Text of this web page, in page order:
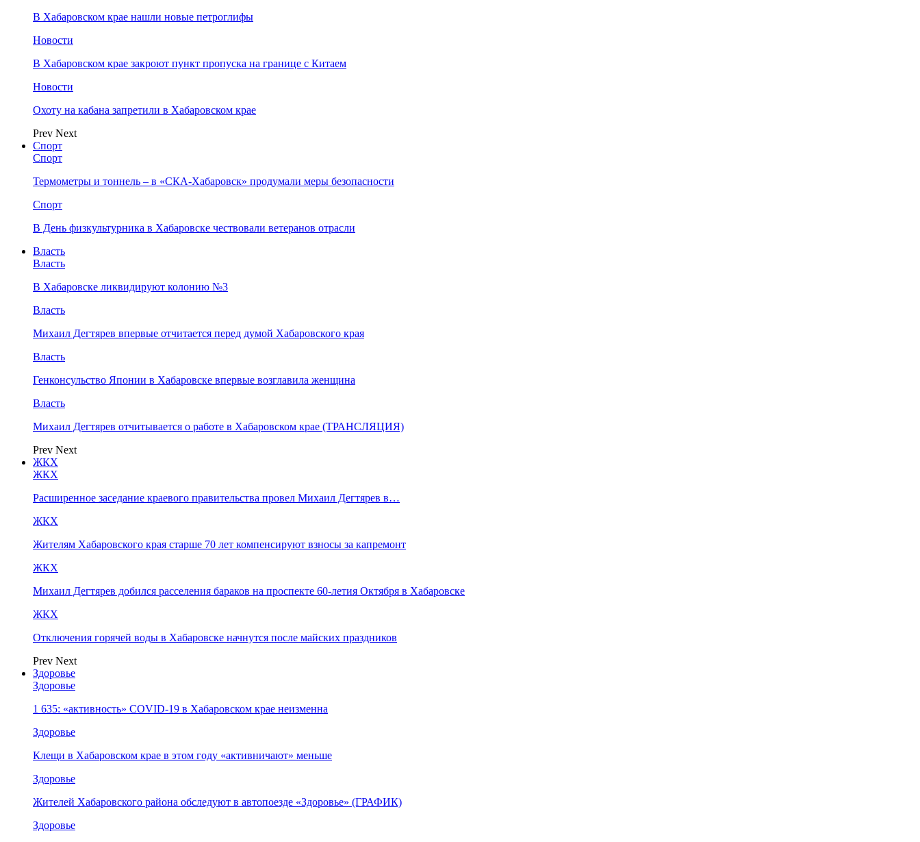
В Хабаровском крае нашли новые петроглифы
Новости
В Хабаровском крае закроют пункт пропуска на границе с Китаем
Новости
Охоту на кабана запретили в Хабаровском крае
Prev Next
Спорт
Спорт
Термометры и тоннель – в «СКА-Хабаровск» продумали меры безопасности
Спорт
В День физкультурника в Хабаровске чествовали ветеранов отрасли
Власть
Власть
В Хабаровске ликвидируют колонию №3
Власть
Михаил Дегтярев впервые отчитается перед думой Хабаровского края
Власть
Генконсульство Японии в Хабаровске впервые возглавила женщина
Власть
Михаил Дегтярев отчитывается о работе в Хабаровском крае (ТРАНСЛЯЦИЯ)
Prev Next
ЖКХ
ЖКХ
Расширенное заседание краевого правительства провел Михаил Дегтярев в…
ЖКХ
Жителям Хабаровского края старше 70 лет компенсируют взносы за капремонт
ЖКХ
Михаил Дегтярев добился расселения бараков на проспекте 60-летия Октября в Хабаровске
ЖКХ
Отключения горячей воды в Хабаровске начнутся после майских праздников
Prev Next
Здоровье
Здоровье
1 635: «активность» COVID-19 в Хабаровском крае неизменна
Здоровье
Клещи в Хабаровском крае в этом году «активничают» меньше
Здоровье
Жителей Хабаровского района обследуют в автопоезде «Здоровье» (ГРАФИК)
Здоровье